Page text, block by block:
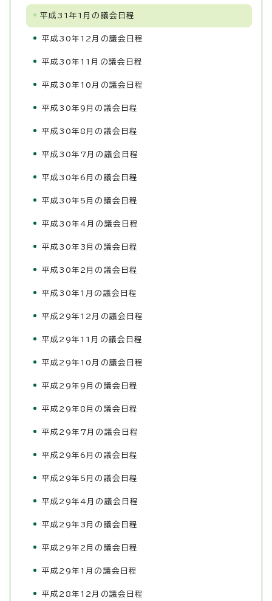
平成31年1月の議会日程
平成30年12月の議会日程
平成30年11月の議会日程
平成30年10月の議会日程
平成30年9月の議会日程
平成30年8月の議会日程
平成30年7月の議会日程
平成30年6月の議会日程
平成30年5月の議会日程
平成30年4月の議会日程
平成30年3月の議会日程
平成30年2月の議会日程
平成30年1月の議会日程
平成29年12月の議会日程
平成29年11月の議会日程
平成29年10月の議会日程
平成29年9月の議会日程
平成29年8月の議会日程
平成29年7月の議会日程
平成29年6月の議会日程
平成29年5月の議会日程
平成29年4月の議会日程
平成29年3月の議会日程
平成29年2月の議会日程
平成29年1月の議会日程
平成28年12月の議会日程